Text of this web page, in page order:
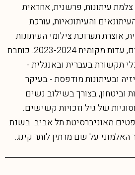
צלמת עיתונות, פרשנית, אחראית
והעיתונאיות, עורכת
אוצרת תערוכת צילומי העיתונות
והצילומים הדוקומנטריים, עדות מקומית 2023-2024. כותבת
תקשורת בעברית ובאנגלית -
ובעיתונות מודפסת - בעיקר
וביטחון, בצורך בשילוב נשים
של גיל וזכויות קשישים.
מאוניברסיטת תל אביב. בשנת